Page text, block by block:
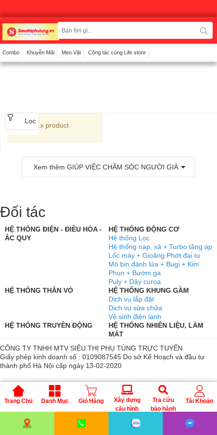
BƠM XĂNG - BƠM NHIÊN LIỆU
Combo Khuyễn Mãi Mẹo Vặt Cộng tác cùng Life store
Lọc
x product
Xem thêmGIÚP VIỆC CHĂM SÓC NGƯỜI GIÀ
Trang Chủ Danh Mục Giỏ Hàng
Xây dựng
cấu hình
Tra cứu
bảo hành
Tài Khoản
Đối tác
HỆ THỐNG ĐIỆN - ĐIỀU HÒA -
ẮC QUY
HỆ THỐNG ĐỘNG CƠ
Hệ thống Lọc
Hệ thống nạp, xả + Turbo tăng áp
Lốc máy + Gioăng Phớt đại tu
Mô bin đánh lửa + Bugi + Kim
Phun + Bướm ga
Puly + Dây curoa
HỆ THỐNG THÂN VỎ
HỆ THỐNG KHUNG GẦM
Dịch vụ lắp đặt
Dịch vụ sửa chữa
Vệ sinh điện lạnh
HỆ THỐNG TRUYỀN ĐỘNG
HỆ THỐNG NHIÊN LIỆU, LÀM
MÁT
CÔNG TY TNHH MTV SIÊU THỊ PHỤ TÙNG TRỰC TUYẾN
Giấy phép kinh doanh số : 0109087545 Do sở Kế Hoạch và đầu tư
thành phố Hà Nội cấp ngày 13-02-2020